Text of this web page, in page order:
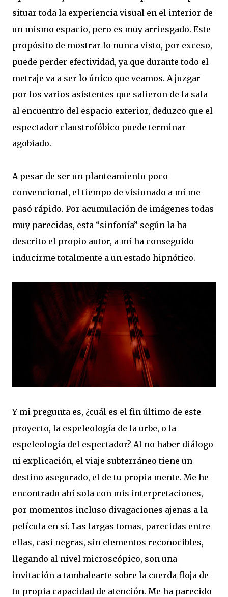
situar toda la experiencia visual en el interior de
un mismo espacio, pero es muy arriesgado. Este
propósito de mostrar lo nunca visto, por exceso,
puede perder efectividad, ya que durante todo el
metraje va a ser lo único que veamos. A juzgar
por los varios asistentes que salieron de la sala
al encuentro del espacio exterior, deduzco que el
espectador claustrofóbico puede terminar
agobiado.
A pesar de ser un planteamiento poco
convencional, el tiempo de visionado a mí me
pasó rápido. Por acumulación de imágenes todas
muy parecidas, esta “sinfonía” según la ha
descrito el propio autor, a mí ha conseguido
inducirme totalmente a un estado hipnótico.
Y mi pregunta es, ¿cuál es el fin último de este
proyecto, la espeleología de la urbe, o la
espeleología del espectador? Al no haber diálogo
ni explicación, el viaje subterráneo tiene un
destino asegurado, el de tu propia mente. Me he
encontrado ahí sola con mis interpretaciones,
por momentos incluso divagaciones ajenas a la
película en sí. Las largas tomas, parecidas entre
ellas, casi negras, sin elementos reconocibles,
llegando al nivel microscópico, son una
invitación a tambalearte sobre la cuerda floja de
tu propia capacidad de atención. Me ha parecido